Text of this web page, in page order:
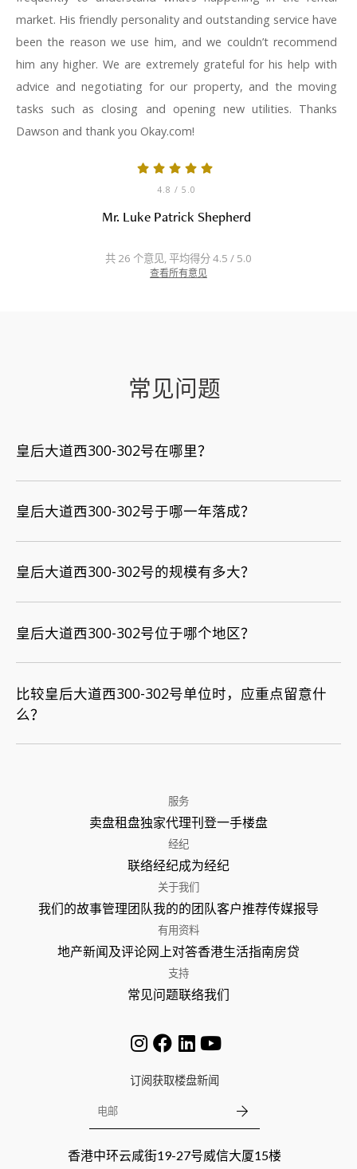
market. His friendly personality and outstanding service have
been the reason we use him, and we couldn’t recommend
him any higher. We are extremely grateful for his help with
advice and negotiating for our property, and the moving
tasks such as closing and opening new utilities. Thanks
Dawson and thank you Okay.com!
4.8 / 5.0
Mr. Luke Patrick Shepherd
共 26 个意见, 平均得分 4.5 / 5.0
查看所有意见
常见问题
皇后大道西300-302号在哪里？
皇后大道西300-302号于哪一年落成？
皇后大道西300-302号的规模有多大？
皇后大道西300-302号位于哪个地区？
比较皇后大道西300-302号单位时，应重点留意什
么？
服务
卖盘租盘独家代理刊登一手楼盘
经纪
联络经纪成为经纪
关于我们
我们的故事管理团队我的的团队客户推荐传媒报导
有用资料
地产新闻及评论网上对答香港生活指南房贷
支持
常见问题联络我们
订阅获取楼盘新闻
香港中环云咸街19-27号威信大厦15楼